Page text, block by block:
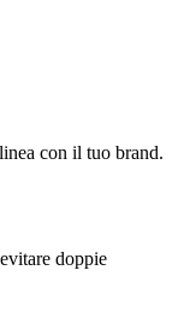
con il tuo brand.
doppie